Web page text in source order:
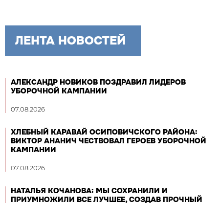
ЛЕНТА НОВОСТЕЙ
АЛЕКСАНДР НОВИКОВ ПОЗДРАВИЛ ЛИДЕРОВ
УБОРОЧНОЙ КАМПАНИИ
07.08.2026
ХЛЕБНЫЙ КАРАВАЙ ОСИПОВИЧСКОГО РАЙОНА:
ВИКТОР АНАНИЧ ЧЕСТВОВАЛ ГЕРОЕВ УБОРОЧНОЙ
КАМПАНИИ
07.08.2026
НАТАЛЬЯ КОЧАНОВА: МЫ СОХРАНИЛИ И
ПРИУМНОЖИЛИ ВСЕ ЛУЧШЕЕ, СОЗДАВ ПРОЧНЫЙ